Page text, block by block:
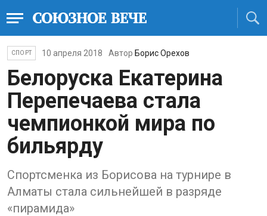
СПОРТ 10 апреля 2018 Автор Борис Орехов
Белоруска Екатерина
Перепечаева стала
чемпионкой мира по
бильярду
Спортсменка из Борисова на турнире в
Алматы стала сильнейшей в разряде
«пирамида»